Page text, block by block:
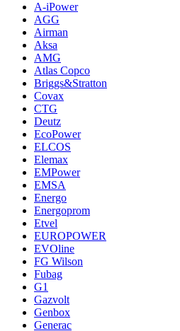
A-iPower
AGG
Airman
Aksa
AMG
Atlas Copco
Briggs&Stratton
Covax
CTG
Deutz
EcoPower
ELCOS
Elemax
EMPower
EMSA
Energo
Energoprom
Etvel
EUROPOWER
EVOline
FG Wilson
Fubag
G1
Gazvolt
Genbox
Generac